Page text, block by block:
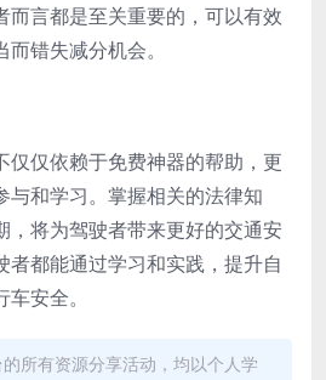
而言都是至关重要的，可以有效
错失减分机会。
仅仅依赖于免费神器的帮助，更
与和学习。掌握相关的法律知
，将为驾驶者带来更好的交通安
者都能通过学习和实践，提升自
安全。
所有资源分享活动，均以个人学